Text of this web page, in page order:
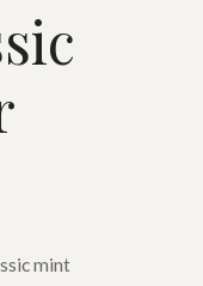
mint